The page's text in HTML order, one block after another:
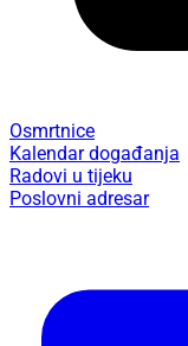
Osmrtnice
Kalendar događanja
Radovi u tijeku
Poslovni adresar